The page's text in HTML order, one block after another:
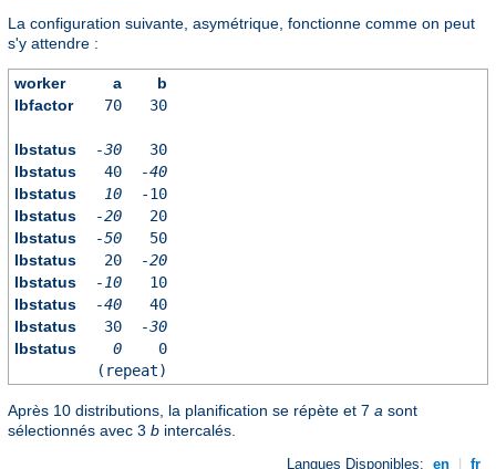
La configuration suivante, asymétrique, fonctionne comme on peut
s'y attendre :
worker a
b
lbfactor
70 30
lbstatus -30
30
lbstatus
40
-40
lbstatus
10
-10
lbstatus
-20
20
lbstatus
-50
50
lbstatus
20
-20
lbstatus
-10
10
lbstatus
-40
40
lbstatus
30
-30
lbstatus
0
0
(repeat)
Après 10 distributions, la planification se répète et 7 a sont
sélectionnés avec 3 b intercalés.
Langues Disponibles: en fr